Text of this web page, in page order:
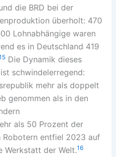
die BRD bei der
überholt: 470
Lohnabhängige waren
es in Deutschland 419
Die Dynamik dieses
schwindelerregend:
mehr als doppelt
genommen als in den
als 50 Prozent der
Robotern entfiel 2023 auf
Werkstatt der Welt.16